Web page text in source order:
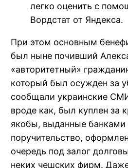
легко оценить с
Вордстат от Яндекса.
При этом основным
был ныне почивший
«авторитетный»
который был осужден за
сообщали украинские
вроде как, был куплен за
якобы, выданные банками
поручительство,
очередь под залог
неких чешских фирм. Даже